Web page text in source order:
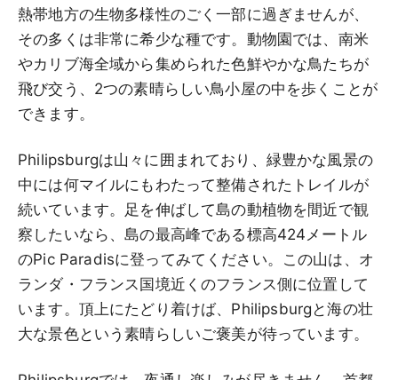
熱帯地方の生物多様性のごく一部に過ぎませんが、
その多くは非常に希少な種です。動物園では、南米
やカリブ海全域から集められた色鮮やかな鳥たちが
飛び交う、2つの素晴らしい鳥小屋の中を歩くことが
できます。
Philipsburgは山々に囲まれており、緑豊かな風景の
中には何マイルにもわたって整備されたトレイルが
続いています。足を伸ばして島の動植物を間近で観
察したいなら、島の最高峰である標高424メートル
のPic Paradisに登ってみてください。この山は、オ
ランダ・フランス国境近くのフランス側に位置して
います。頂上にたどり着けば、Philipsburgと海の壮
大な景色という素晴らしいご褒美が待っています。